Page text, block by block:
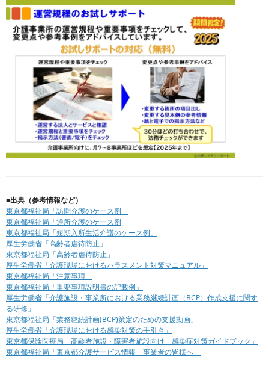
■出典（参考情報など）
東京都福祉局「訪問介護のケース例」
東京都福祉局「通所介護のケース例 」
東京都福祉局「短期入所生活介護のケース例」
厚生労働省「高齢者虐待防止」
東京都福祉局「高齢者虐待防止」
厚生労働省「介護現場におけるハラスメント対策マニュアル」
東京都福祉局「注意事項」
東京都福祉局「重要事項説明書の記載例」
厚生労働省「介護施設・事業所における業務継続計画（BCP）作成支援に関す
る研修」
東京都福祉局「業務継続計画(BCP)策定のための支援動画」
厚生労働省「介護現場における感染対策の手引き」
東京都保険医療局「高齢者施設・障害者施設向け 感染症対策ガイドブック」
東京都福祉局「東京都介護サービス情報 事業者の皆様へ」